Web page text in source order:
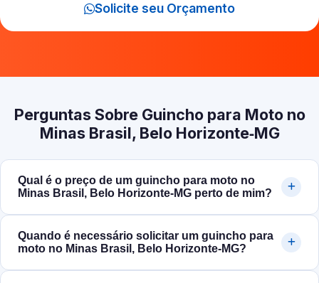
Solicite seu Orçamento
Perguntas Sobre Guincho para Moto no
Minas Brasil, Belo Horizonte‑MG
Qual é o preço de um guincho para moto no
Minas Brasil, Belo Horizonte‑MG perto de mim?
Quando é necessário solicitar um guincho para
moto no Minas Brasil, Belo Horizonte‑MG?